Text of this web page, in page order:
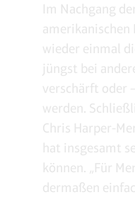
Im Nachgang
amerikanischen
wieder einmal
jüngst bei
verschärft oder
werden.
Chris Harper-
hat insgesamt
können. „Für
dermaßen